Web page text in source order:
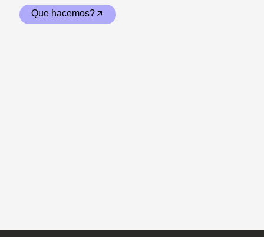
Que hacemos?